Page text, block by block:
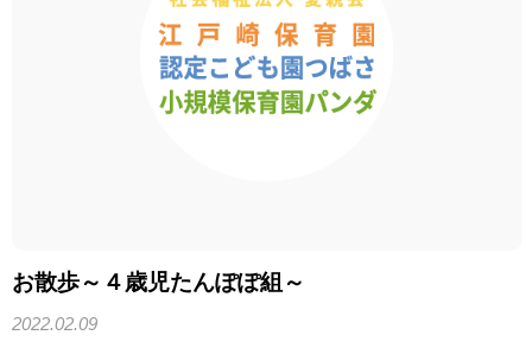
お散歩～４歳児たんぽぽ組～
2022.02.09